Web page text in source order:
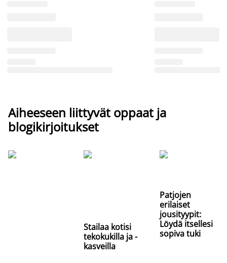
Aiheeseen liittyvät oppaat ja
blogikirjoitukset
Stailaa kotisi
tekokukilla ja -
kasveilla
Patjojen
erilaiset
jousityypit:
Löydä itsellesi
sopiva tuki